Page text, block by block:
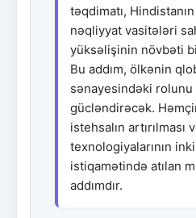
təqdimatı,
nəqliyyat vasitələri
yüksəlişinin növbəti
Bu addım, ölkənin
sənayesindəki rolunu
gücləndirəcək.
istehsalın
texnologiyalarının
istiqamətində atılan
addımdır.